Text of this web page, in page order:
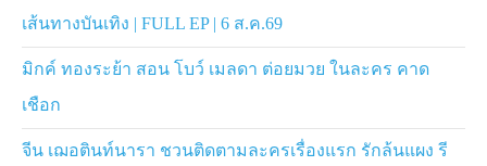
เส้นทางบันเทิง | FULL EP | 6 ส.ค.69
มิกค์ ทองระย้า สอน โบว์ เมลดา ต่อยมวย ในละคร คาด
เชือก
จีน เฌอตินท์นารา ชวนติดตามละครเรื่องแรก รักล้นแผง รี